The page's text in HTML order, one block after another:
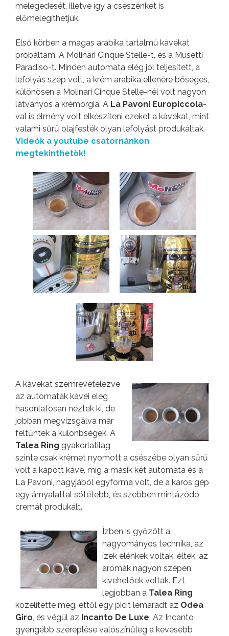
melegedését, illetve így a csészénket is
előmelegíthetjük.
Első körben a magas arabika tartalmú kávékat
próbáltam. A Molinari Cinque Stelle-t, és a Musetti
Paradiso-t. Minden automata elég jól teljesített, a
lefolyás szép volt, a krém arabika ellenére bőséges,
különösen a Molinari Cinque Stelle-nél volt nagyon
látványos a krémorgia. A La Pavoni Europiccola-
val is élmény volt elkészíteni ezeket a kávékat, mint
valami sűrű olajfesték olyan lefolyást produkáltak.
Videók a youtube csatornánkon
megtekinthetők!
A kávékat szemrevételezve
az automaták kávéi elég
hasonlatosan néztek ki, de
jobban megvizsgálva már
feltűntek a különbségek. A
Talea Ring gyakorlatilag
szinte csak krémet nyomott a csészébe olyan sűrű
volt a kapott kávé, míg a másik két automata és a
La Pavoni, nagyjából egyforma volt, de a karos gép
egy árnyalattal sötétebb, és szebben mintázódó
cremát produkált.
Ízben is győzött a
hagyományos technika, az
ízek élénkek voltak, éltek, az
aromák nagyon szépen
kivehetőek voltak. Ezt
legjobban a Talea Ring
közelítette meg, ettől egy picit lemaradt az Odea
Giro , és végül az Incanto De Luxe. Az Incanto
gyengébb szereplése valószínűleg a kevesebb